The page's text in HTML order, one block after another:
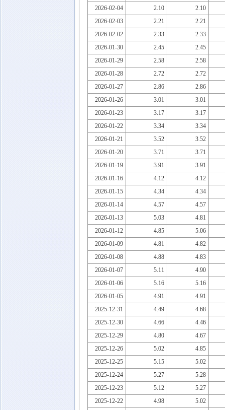
2026-02-04
2.10
2.10
2026-02-03
2.21
2.21
2026-02-02
2.33
2.33
2026-01-30
2.45
2.45
2026-01-29
2.58
2.58
2026-01-28
2.72
2.72
2026-01-27
2.86
2.86
2026-01-26
3.01
3.01
2026-01-23
3.17
3.17
2026-01-22
3.34
3.34
2026-01-21
3.52
3.52
2026-01-20
3.71
3.71
2026-01-19
3.91
3.91
2026-01-16
4.12
4.12
2026-01-15
4.34
4.34
2026-01-14
4.57
4.57
2026-01-13
5.03
4.81
2026-01-12
4.85
5.06
2026-01-09
4.81
4.82
2026-01-08
4.88
4.83
2026-01-07
5.11
4.90
2026-01-06
5.16
5.16
2026-01-05
4.91
4.91
2025-12-31
4.49
4.68
2025-12-30
4.66
4.46
2025-12-29
4.80
4.67
2025-12-26
5.02
4.85
2025-12-25
5.15
5.02
2025-12-24
5.27
5.28
2025-12-23
5.12
5.27
2025-12-22
4.98 5.02